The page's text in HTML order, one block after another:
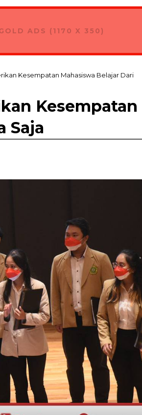
ADS (1170 X 350)
Kesempatan Mahasiswa Belajar Dari
Kesempatan
Saja